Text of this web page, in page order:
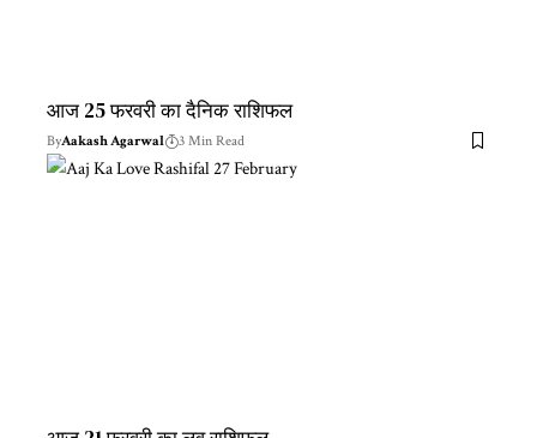
आज 25 फरवरी का दैनिक राशिफल
ByAakash Agarwal 3 Min Read